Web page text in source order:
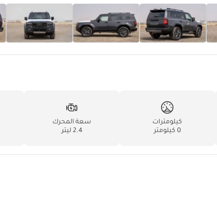
كيلومترات
0 كيلومتر
سعة المحرك
2.4 ليتر